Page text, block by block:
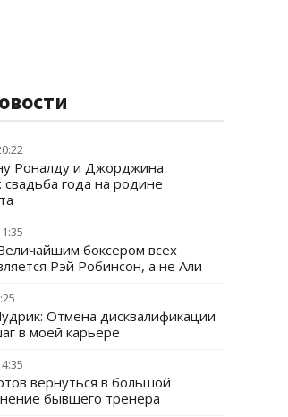
Роналду и Джорджина
свадьба года на родине
боксером всех
Рэй Робинсон, а не Али
Отмена дисквалификации
в моей карьере
вернуться в большой
бывшего тренера